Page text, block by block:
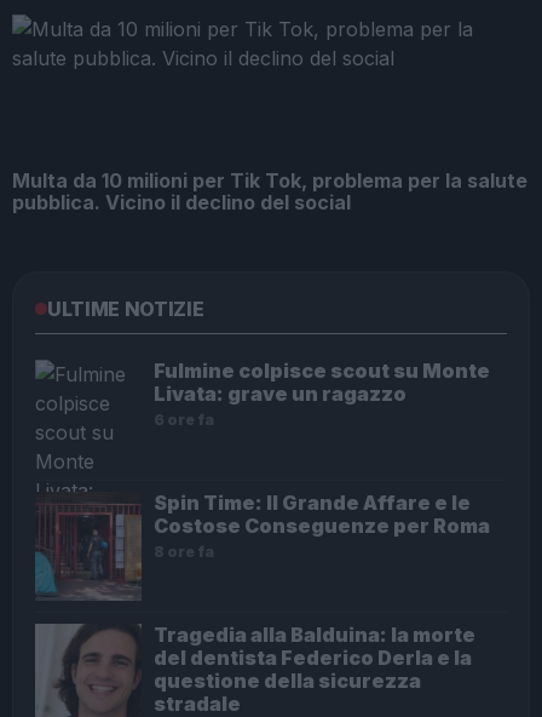
Multa da 10 milioni per Tik Tok, problema per la salute
pubblica. Vicino il declino del social
ULTIME NOTIZIE
Fulmine colpisce scout su Monte
Livata: grave un ragazzo
6 ore fa
Spin Time: Il Grande Affare e le
Costose Conseguenze per Roma
8 ore fa
Tragedia alla Balduina: la morte
del dentista Federico Derla e la
questione della sicurezza
stradale